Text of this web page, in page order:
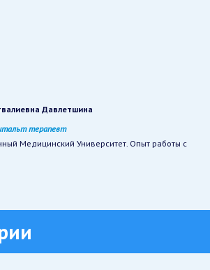
Давлетшина
терапевт
Медицинский Университет. Опыт работы с